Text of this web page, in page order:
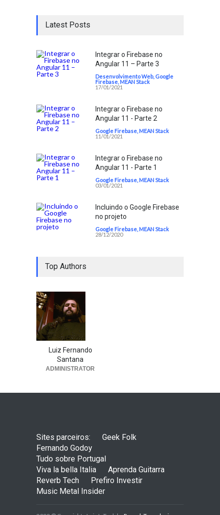
Latest Posts
Integrar o Firebase no
Angular 11 – Parte 3
Desenvolvimento Web, Google
Firebase, MEAN Stack
17/01/2021
Integrar o Firebase no
Angular 11 - Parte 2
Google Firebase, MEAN Stack
11/01/2021
Integrar o Firebase no
Angular 11 - Parte 1
Google Firebase, MEAN Stack
03/01/2021
Incluindo o Google Firebase
no projeto
Google Firebase, MEAN Stack
28/12/2020
Top Authors
Luiz Fernando
Santana
ADMINISTRATOR
Sites parceiros:
Geek Folk
Fernando Godoy
Tudo sobre Portugal
Viva la bella Italia
Aprenda Guitarra
Reverb Tech
Prefiro Investir
Music Metal Insider